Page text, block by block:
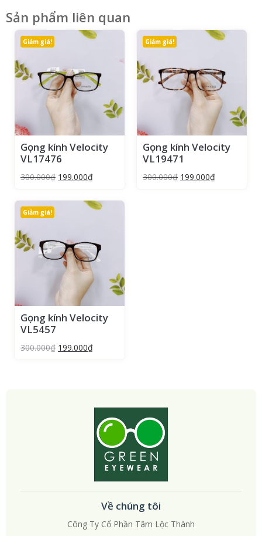
Sản phẩm liên quan
Giảm giá!
Gọng kính Velocity
VL17476
300.000₫ 199.000₫
Giảm giá!
Gọng kính Velocity
VL19471
300.000₫ 199.000₫
Giảm giá!
Gọng kính Velocity
VL5457
300.000₫ 199.000₫
Về chúng tôi
Công Ty Cổ Phần Tâm Lộc Thành